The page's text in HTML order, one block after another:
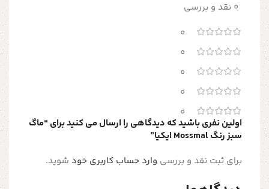
0 نقد و بررسی
0
0
0
0
0
اولین نفری باشید که دیدگاهی را ارسال می کنید برای “ماگ
سبز رنگ Mossmal ايكيا”
برای ثبت نقد و بررسی وارد حساب کاربری خود شوید.